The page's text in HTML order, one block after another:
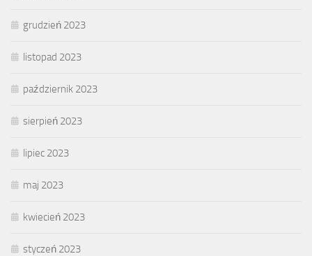
grudzień 2023
listopad 2023
październik 2023
sierpień 2023
lipiec 2023
maj 2023
kwiecień 2023
styczeń 2023